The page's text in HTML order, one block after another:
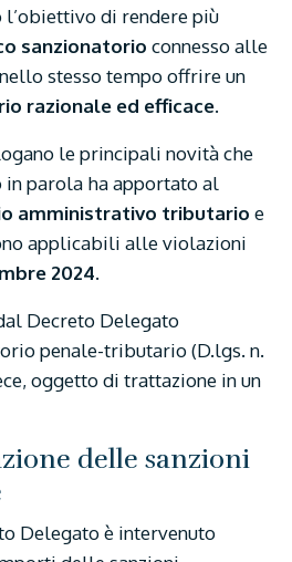
l’obiettivo di rendere più
sanzionatorio connesso alle
stesso tempo offrire un
razionale ed efficace.
le principali novità che
parola ha apportato al
amministrativo tributario e
applicabili alle violazioni
2024.
Decreto Delegato
penale-tributario (D.lgs. n.
oggetto di trattazione in un
delle sanzioni
Delegato è intervenuto